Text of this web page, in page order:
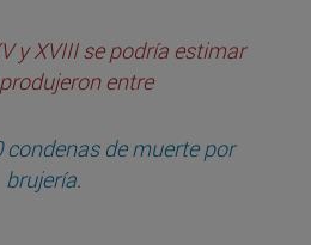
y XVIII se podría estimar
entre
condenas de muerte por
brujería.